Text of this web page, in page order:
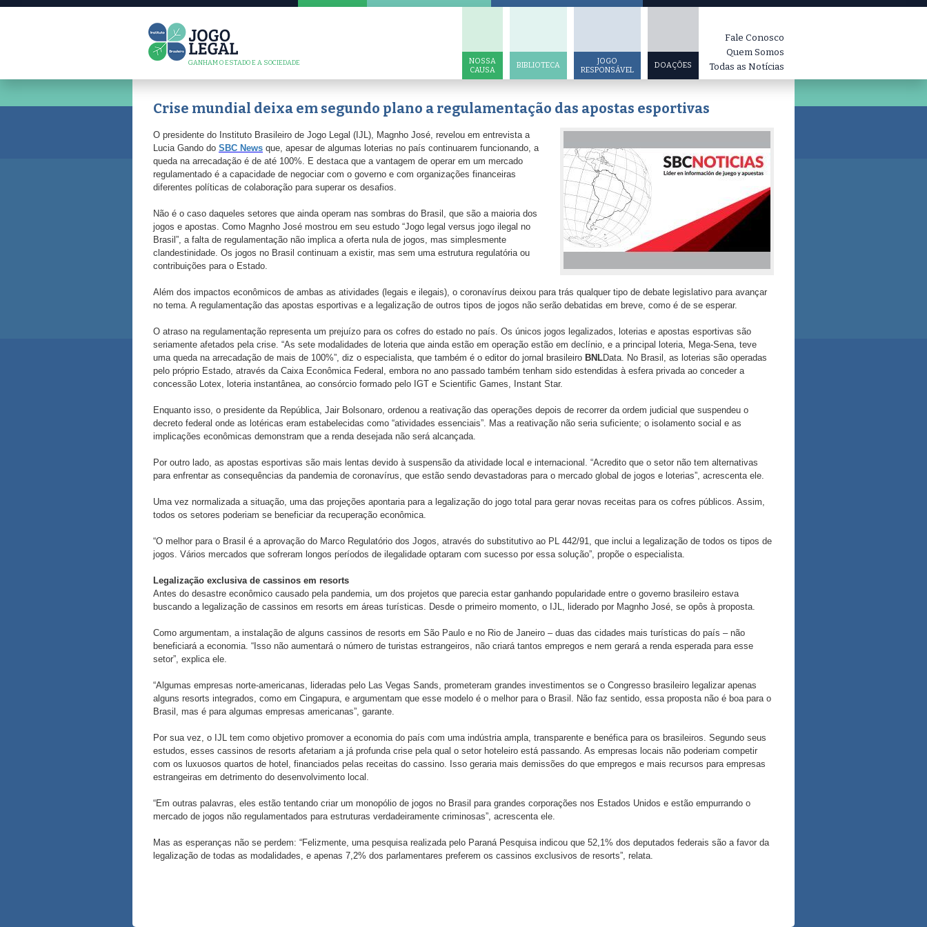
Fale Conosco
Quem Somos
Todas as Notícias
DOAÇÕES
JOGO
RESPONSÁVEL
BIBLIOTECA
NOSSA
CAUSA
GANHAM O ESTADO E A SOCIEDADE
Crise mundial deixa em segundo plano a regulamentação das apostas esportivas
O presidente do Instituto Brasileiro de Jogo Legal (IJL), Magnho José, revelou em entrevista a
Lucia Gando do SBC News que, apesar de algumas loterias no país continuarem funcionando, a
queda na arrecadação é de até 100%. E destaca que a vantagem de operar em um mercado
regulamentado é a capacidade de negociar com o governo e com organizações financeiras
diferentes políticas de colaboração para superar os desafios.
Não é o caso daqueles setores que ainda operam nas sombras do Brasil, que são a maioria dos
jogos e apostas. Como Magnho José mostrou em seu estudo “Jogo legal versus jogo ilegal no
Brasil”, a falta de regulamentação não implica a oferta nula de jogos, mas simplesmente
clandestinidade. Os jogos no Brasil continuam a existir, mas sem uma estrutura regulatória ou
contribuições para o Estado.
Além dos impactos econômicos de ambas as atividades (legais e ilegais), o coronavírus deixou para trás qualquer tipo de debate legislativo para avançar
no tema. A regulamentação das apostas esportivas e a legalização de outros tipos de jogos não serão debatidas em breve, como é de se esperar.
O atraso na regulamentação representa um prejuízo para os cofres do estado no país. Os únicos jogos legalizados, loterias e apostas esportivas são
seriamente afetados pela crise. “As sete modalidades de loteria que ainda estão em operação estão em declínio, e a principal loteria, Mega-Sena, teve
uma queda na arrecadação de mais de 100%”, diz o especialista, que também é o editor do jornal brasileiro BNLData. No Brasil, as loterias são operadas
pelo próprio Estado, através da Caixa Econômica Federal, embora no ano passado também tenham sido estendidas à esfera privada ao conceder a
concessão Lotex, loteria instantânea, ao consórcio formado pelo IGT e Scientific Games, Instant Star.
Enquanto isso, o presidente da República, Jair Bolsonaro, ordenou a reativação das operações depois de recorrer da ordem judicial que suspendeu o
decreto federal onde as lotéricas eram estabelecidas como “atividades essenciais”. Mas a reativação não seria suficiente; o isolamento social e as
implicações econômicas demonstram que a renda desejada não será alcançada.
Por outro lado, as apostas esportivas são mais lentas devido à suspensão da atividade local e internacional. “Acredito que o setor não tem alternativas
para enfrentar as consequências da pandemia de coronavírus, que estão sendo devastadoras para o mercado global de jogos e loterias”, acrescenta ele.
Uma vez normalizada a situação, uma das projeções apontaria para a legalização do jogo total para gerar novas receitas para os cofres públicos. Assim,
todos os setores poderiam se beneficiar da recuperação econômica.
“O melhor para o Brasil é a aprovação do Marco Regulatório dos Jogos, através do substitutivo ao PL 442/91, que inclui a legalização de todos os tipos de
jogos. Vários mercados que sofreram longos períodos de ilegalidade optaram com sucesso por essa solução”, propõe o especialista.
Legalização exclusiva de cassinos em resorts
Antes do desastre econômico causado pela pandemia, um dos projetos que parecia estar ganhando popularidade entre o governo brasileiro estava
buscando a legalização de cassinos em resorts em áreas turísticas. Desde o primeiro momento, o IJL, liderado por Magnho José, se opôs à proposta.
Como argumentam, a instalação de alguns cassinos de resorts em São Paulo e no Rio de Janeiro – duas das cidades mais turísticas do país – não
beneficiará a economia. “Isso não aumentará o número de turistas estrangeiros, não criará tantos empregos e nem gerará a renda esperada para esse
setor”, explica ele.
“Algumas empresas norte-americanas, lideradas pelo Las Vegas Sands, prometeram grandes investimentos se o Congresso brasileiro legalizar apenas
alguns resorts integrados, como em Cingapura, e argumentam que esse modelo é o melhor para o Brasil. Não faz sentido, essa proposta não é boa para o
Brasil, mas é para algumas empresas americanas”, garante.
Por sua vez, o IJL tem como objetivo promover a economia do país com uma indústria ampla, transparente e benéfica para os brasileiros. Segundo seus
estudos, esses cassinos de resorts afetariam a já profunda crise pela qual o setor hoteleiro está passando. As empresas locais não poderiam competir
com os luxuosos quartos de hotel, financiados pelas receitas do cassino. Isso geraria mais demissões do que empregos e mais recursos para empresas
estrangeiras em detrimento do desenvolvimento local.
“Em outras palavras, eles estão tentando criar um monopólio de jogos no Brasil para grandes corporações nos Estados Unidos e estão empurrando o
mercado de jogos não regulamentados para estruturas verdadeiramente criminosas”, acrescenta ele.
Mas as esperanças não se perdem: “Felizmente, uma pesquisa realizada pelo Paraná Pesquisa indicou que 52,1% dos deputados federais são a favor da
legalização de todas as modalidades, e apenas 7,2% dos parlamentares preferem os cassinos exclusivos de resorts”, relata.